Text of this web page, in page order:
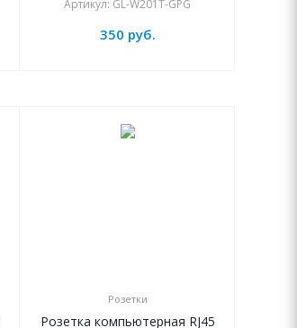
Артикул: GL-W201T-GPG
350 руб.
Розетки
Розетка компьютерная RJ45